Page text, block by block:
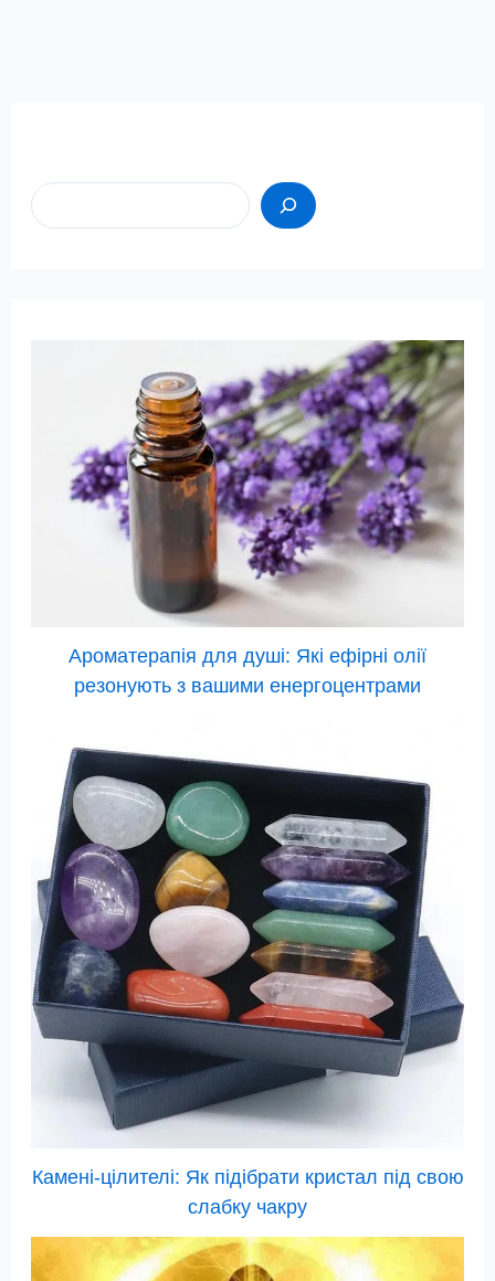
Ароматерапія для душі: Які ефірні олії
резонують з вашими енергоцентрами
Камені-цілителі: Як підібрати кристал під свою
слабку чакру